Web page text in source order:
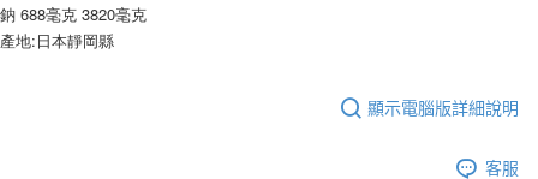
鈉 688毫克 3820毫克
產地:日本靜岡縣
顯示電腦版詳細說明
客服